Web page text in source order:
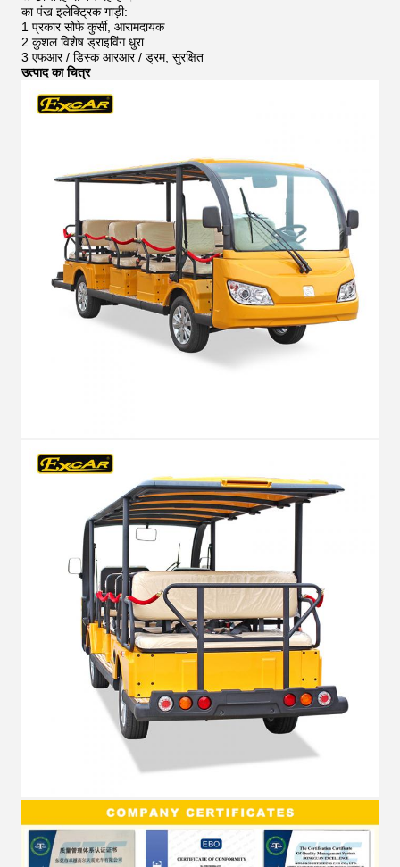
का पंख इलेक्ट्रिक गाड़ी:
1 प्रकार सोफे कुर्सी, आरामदायक
2 कुशल विशेष ड्राइविंग धुरा
3 एफआर / डिस्क आरआर / ड्रम, सुरक्षित
उत्पाद का चित्र